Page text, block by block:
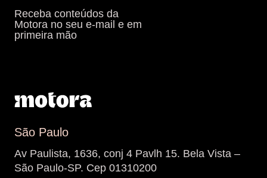
Receba conteúdos da
Motora no seu e-mail e em
primeira mão
São Paulo
Av Paulista, 1636, conj 4 Pavlh 15. Bela Vista –
São Paulo-SP. Cep 01310200